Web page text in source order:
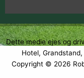
Dette medie ejes og
Hotel,
Copyright © 2026